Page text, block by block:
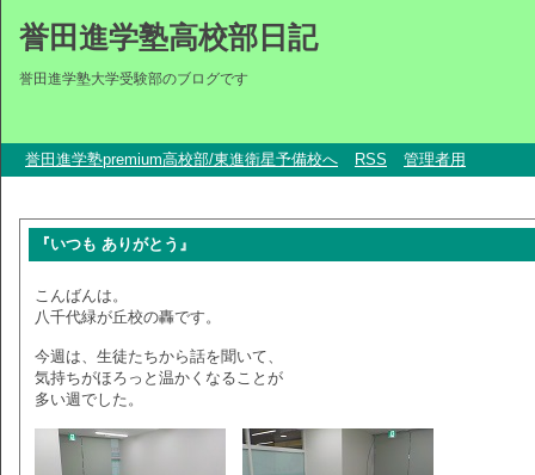
誉田進学塾高校部日記
誉田進学塾大学受験部のブログです
誉田進学塾premium高校部/東進衛星予備校へ RSS 管理者用
『いつも ありがとう』
こんばんは。
八千代緑が丘校の轟です。
今週は、生徒たちから話を聞いて、
気持ちがほろっと温かくなることが
多い週でした。